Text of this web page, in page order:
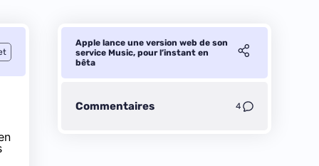
Apple lance une version web de son
service Music, pour l’instant en
bêta
Commentaires 4